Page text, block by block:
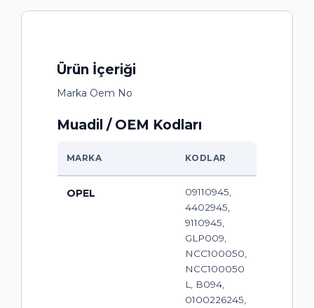
Ürün İçeriği
Marka Oem No
Muadil / OEM Kodları
MARKA KODLAR
OPEL
09110945,
4402945,
9110945,
GLP009,
NCC100050,
NCC100050
L, B094,
0100226245,